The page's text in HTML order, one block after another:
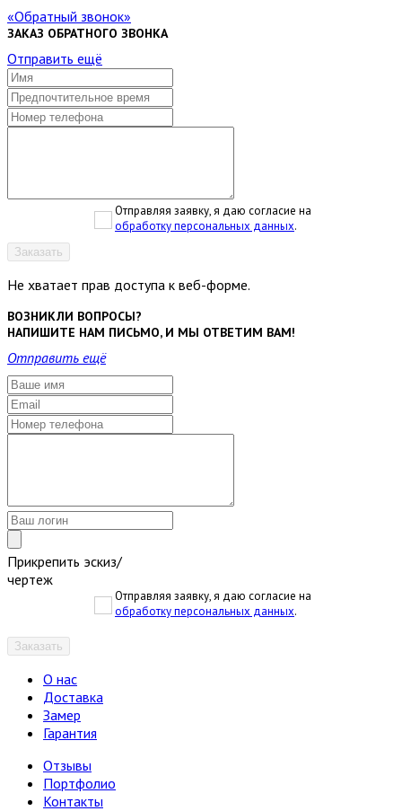
Обратный звонок
ЗАКАЗ ОБРАТНОГО ЗВОНКА
Отправить ещё
Отправляя заявку, я даю согласие на
обработку персональных данных.
Заказать
Не хватает прав доступа к веб-форме.
ВОЗНИКЛИ ВОПРОСЫ?
НАПИШИТЕ НАМ ПИСЬМО, И МЫ ОТВЕТИМ ВАМ!
Отправить ещё
Прикрепить эскиз/
чертеж
Отправляя заявку, я даю согласие на
обработку персональных данных.
Заказать
О нас
Доставка
Замер
Гарантия
Отзывы
Портфолио
Контакты